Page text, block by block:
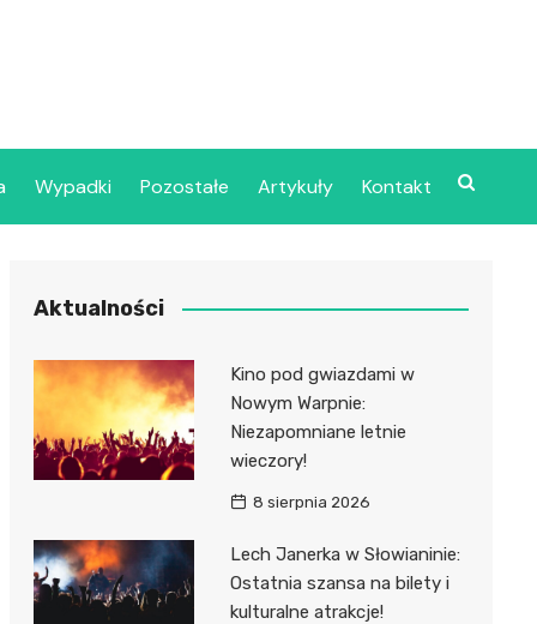
Wojskowy w
Publiczny
Zakład
Zdrowotnej
Kliniczny nr 1 im. T.
Akademii
Wypadki Pozostałe Artykuły Kontakt
Aktualności
Kino pod gwiazdami w
Nowym Warpnie:
Niezapomniane letnie
wieczory!
8 sierpnia 2026
Lech Janerka w Słowianinie:
Ostatnia szansa na bilety i
kulturalne atrakcje!